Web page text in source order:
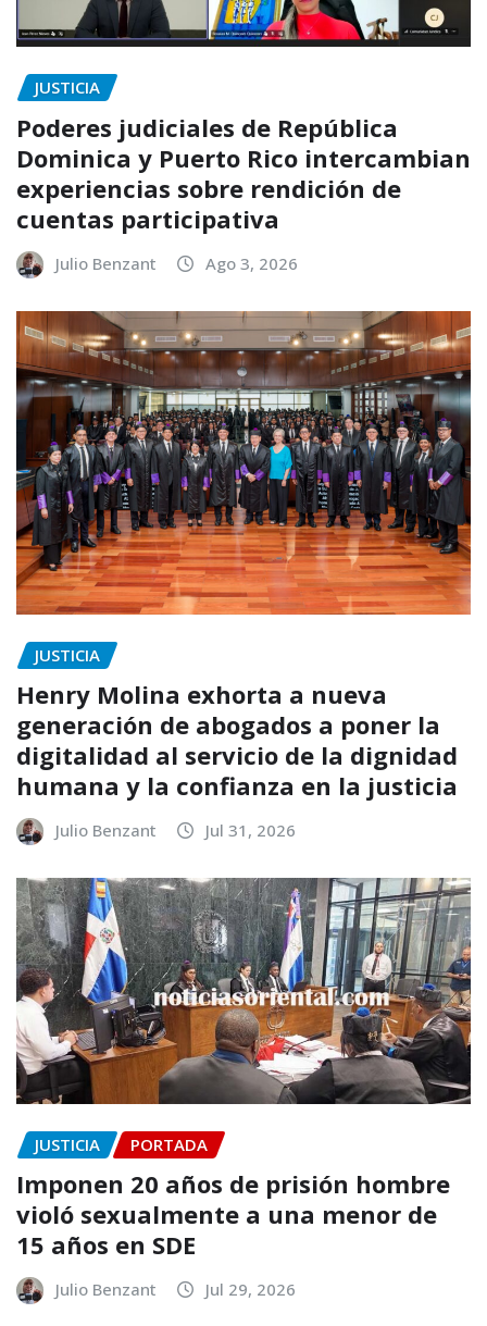
JUSTICIA
Poderes judiciales de República
Dominica y Puerto Rico intercambian
experiencias sobre rendición de
cuentas participativa
Julio Benzant Ago 3, 2026
JUSTICIA
Henry Molina exhorta a nueva
generación de abogados a poner la
digitalidad al servicio de la dignidad
humana y la confianza en la justicia
Julio Benzant Jul 31, 2026
JUSTICIA PORTADA
Imponen 20 años de prisión hombre
violó sexualmente a una menor de
15 años en SDE
Julio Benzant Jul 29, 2026